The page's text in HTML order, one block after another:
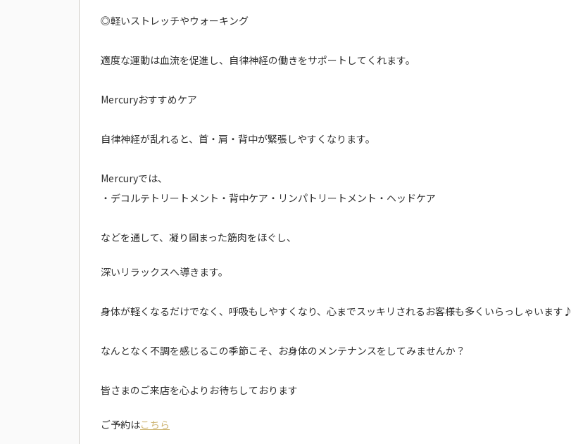
◎軽いストレッチやウォーキング
適度な運動は血流を促進し、自律神経の働きをサポートしてくれます。
Mercuryおすすめケア
自律神経が乱れると、首・肩・背中が緊張しやすくなります。
Mercuryでは、
・デコルテトリートメント・背中ケア・リンパトリートメント・ヘッドケア
などを通して、凝り固まった筋肉をほぐし、
深いリラックスへ導きます。
身体が軽くなるだけでなく、呼吸もしやすくなり、 心までスッキリされるお客様も多くいらっしゃいます♪
なんとなく不調を感じるこの季節こそ、お身体のメンテナンスをしてみませんか？
皆さまのご来店を心よりお待ちしております
ご予約はこちら